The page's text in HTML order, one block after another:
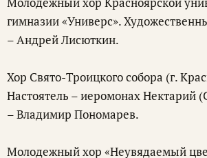
гимназии «Универс».
– Андрей Лисюткин.
Хор Свято-Троицкого собора (г.
Настоятель – иеромонах Нектарий
– Владимир Пономарев.
Молодежный хор «Неувядаемый